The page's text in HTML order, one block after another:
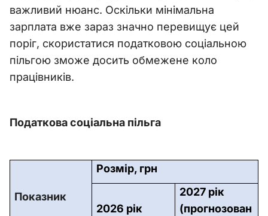
важливий нюанс. Оскільки мінімальна
зарплата вже зараз значно перевищує цей
поріг, скористатися податковою соціальною
пільгою зможе досить обмежене коло
працівників.
Податкова соціальна пільга
Показник
Розмір, грн
2026 рік
2027 рік
(прогнозован